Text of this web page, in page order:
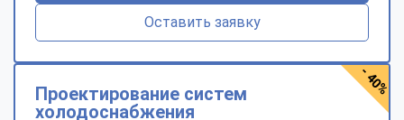
Оставить заявку
Проектирование систем
холодоснабжения
- 40%